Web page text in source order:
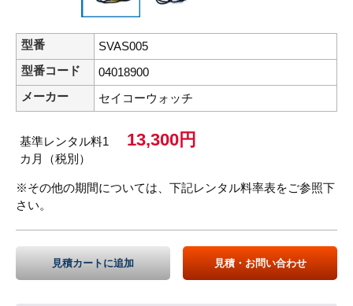
型番
SVAS005
型番コード
04018900
メーカー
セイコーウォッチ
基準レンタル料1
カ月（税別）
13,300円
※その他の期間については、下記レンタル料率表をご参照下
さい。
見積カートに追加 見積・お問い合わせ